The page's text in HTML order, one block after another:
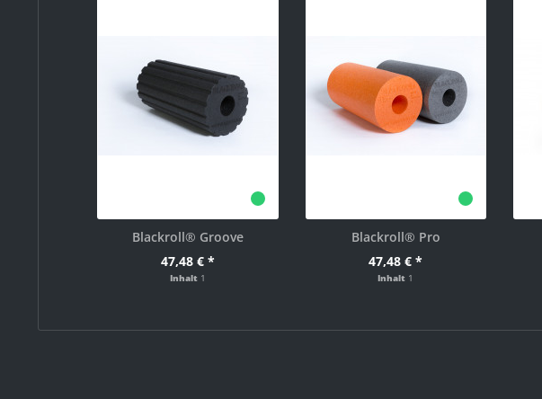
Blackroll® Groove
47,48 € *
Inhalt 1
Blackroll® Pro
47,48 € *
Inhalt 1